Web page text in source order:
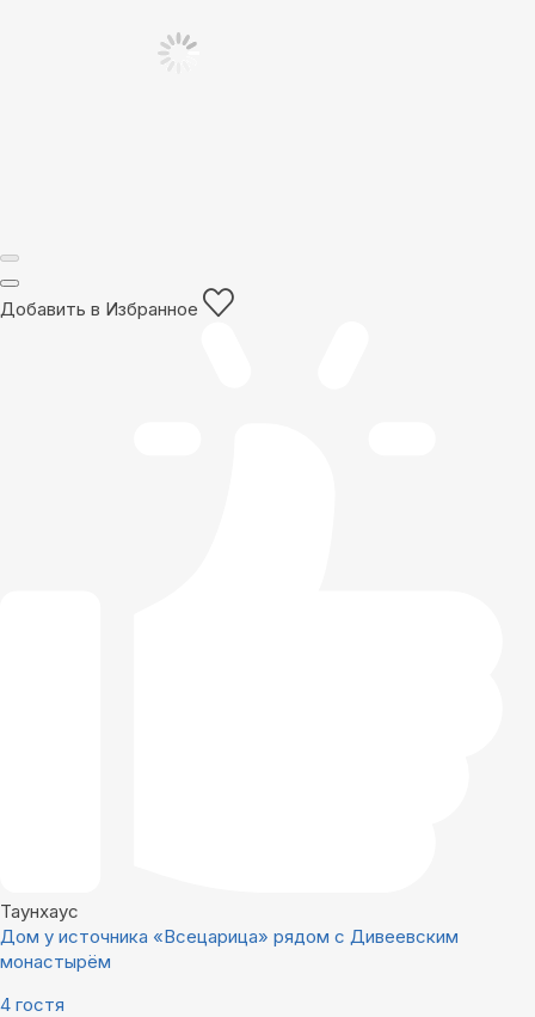
Добавить в Избранное
Таунхаус
Дом у источника «Всецарица» рядом с Дивеевским
монастырём
4 гостя